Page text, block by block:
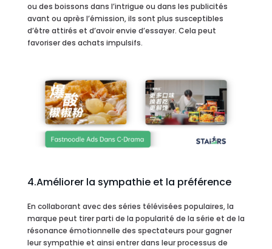
ou des boissons dans l’intrigue ou dans les publicités
avant ou après l’émission, ils sont plus susceptibles
d’être attirés et d’avoir envie d’essayer. Cela peut
favoriser des achats impulsifs.
4.Améliorer la sympathie et la préférence
En collaborant avec des séries télévisées populaires, la
marque peut tirer parti de la popularité de la série et de la
résonance émotionnelle des spectateurs pour gagner
leur sympathie et ainsi entrer dans leur processus de